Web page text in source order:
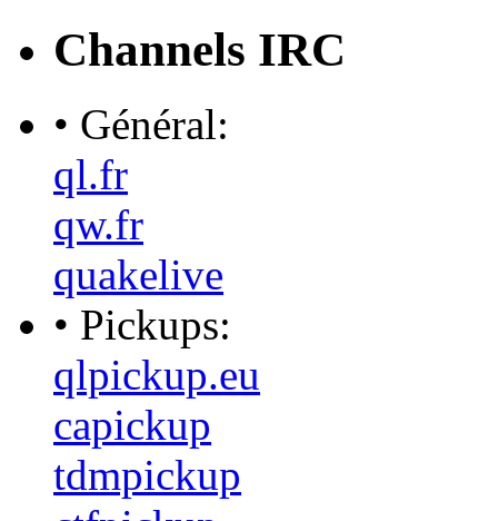
Channels IRC
• Général:
ql.fr
qw.fr
quakelive
• Pickups:
qlpickup.eu
capickup
tdmpickup